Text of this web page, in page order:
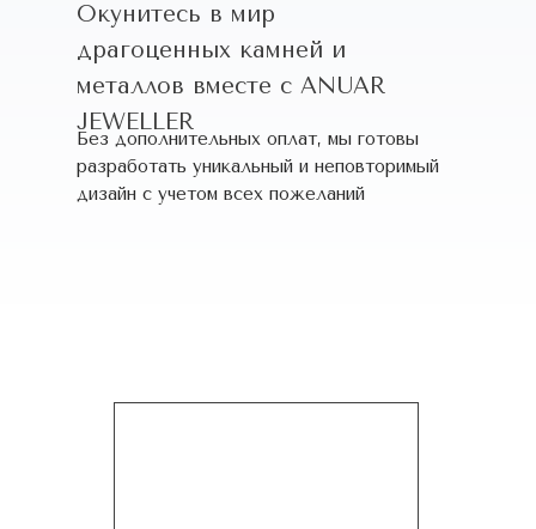
Окунитесь в мир
драгоценных камней и
металлов вместе с ANUAR
JEWELLER
Без дополнительных оплат, мы готовы
разработать уникальный и неповторимый
дизайн c учетом всех пожеланий